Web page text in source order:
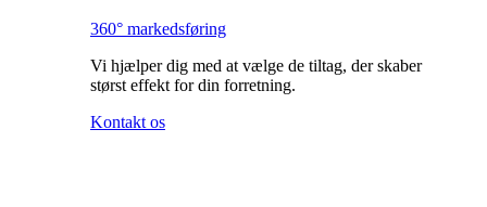
360° markedsføring
Vi hjælper dig med at vælge de tiltag, der skaber
størst effekt for din forretning.
Kontakt os